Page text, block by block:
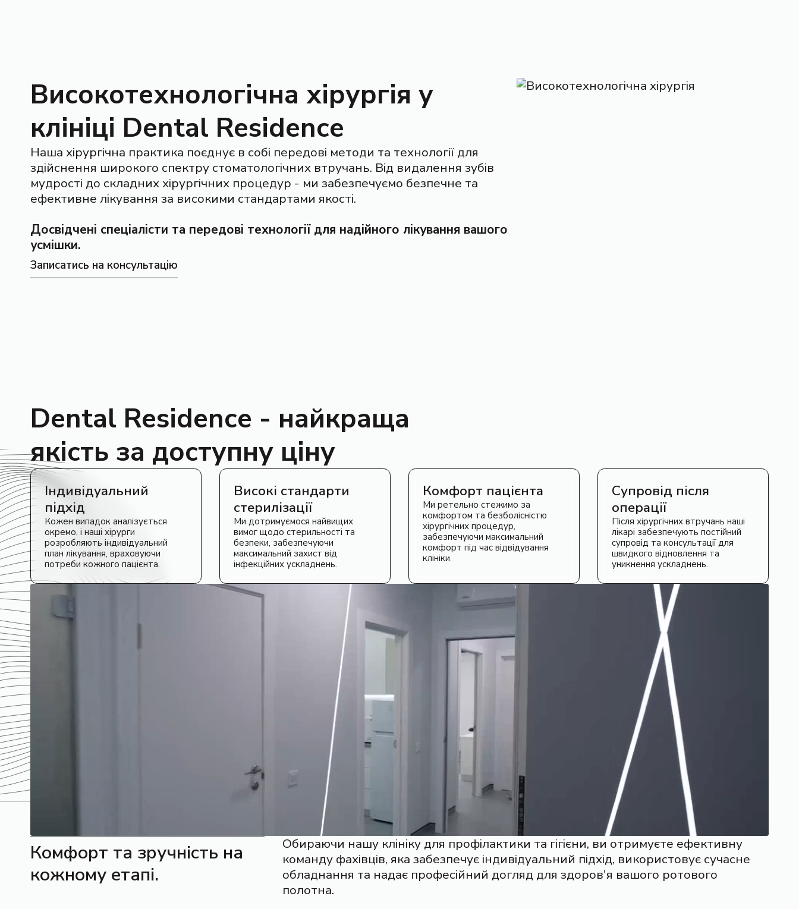
Високотехнологічна хірургія у
клініці Dental Residence
Наша хірургічна практика поєднує в собі передові методи та технології для
здійснення широкого спектру стоматологічних втручань. Від видалення зубів
мудрості до складних хірургічних процедур - ми забезпечуємо безпечне та
ефективне лікування за високими стандартами якості.
Досвідчені спеціалісти та передові технології для надійного лікування вашого
усмішки.
Записатись на консультацію
Dental Residence - найкраща
якість за доступну ціну
Індивідуальний
підхід
Кожен випадок аналізується
окремо, і наші хірурги
розробляють індивідуальний
план лікування, враховуючи
потреби кожного пацієнта.
Високі стандарти
стерилізації
Ми дотримуємося найвищих
вимог щодо стерильності та
безпеки, забезпечуючи
максимальний захист від
інфекційних ускладнень.
Комфорт пацієнта
Ми ретельно стежимо за
комфортом та безболісністю
хірургічних процедур,
забезпечуючи максимальний
комфорт під час відвідування
клініки.
Супровід після
операції
Після хірургічних втручань наші
лікарі забезпечують постійний
супровід та консультації для
швидкого відновлення та
уникнення ускладнень.
Комфорт та зручність на
кожному етапі.
Обираючи нашу клініку для профілактики та гігієни, ви отримуєте ефективну
команду фахівців, яка забезпечує індивідуальний підхід, використовує сучасне
обладнання та надає професійний догляд для здоров'я вашого ротового
полотна.